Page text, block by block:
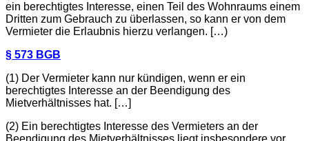
ein berechtigtes Interesse, einen Teil des Wohnraums einem
Dritten zum Gebrauch zu überlassen, so kann er von dem
Vermieter die Erlaubnis hierzu verlangen. […)
§ 573 BGB
(1) Der Vermieter kann nur kündigen, wenn er ein
berechtigtes Interesse an der Beendigung des
Mietverhältnisses hat. […]
(2) Ein berechtigtes Interesse des Vermieters an der
Beendigung des Mietverhältnisses liegt insbesondere vor,